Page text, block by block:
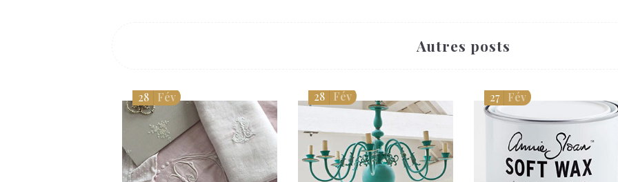
Autres posts
28 Fév 28 Fév 27 Fév